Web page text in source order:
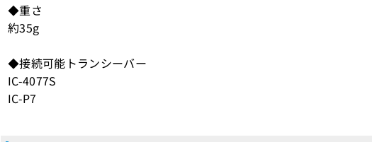
◆重さ
約35g
◆接続可能トランシーバー
IC-4077S
IC-P7